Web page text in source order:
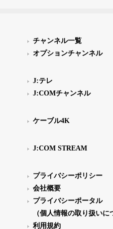
チャンネル一覧
オプションチャンネル
J:テレ
J:COMチャンネル
ケーブル4K
J:COM STREAM
プライバシーポリシー
会社概要
プライバシーポータル
（個人情報の取り扱いに
利用規約